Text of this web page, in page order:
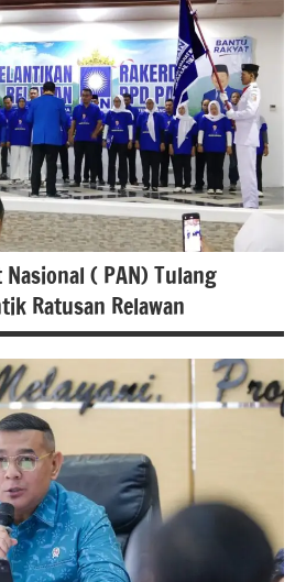
( PAN) Tulang
Ratusan Relawan